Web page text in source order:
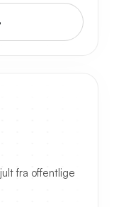
fra offentlige